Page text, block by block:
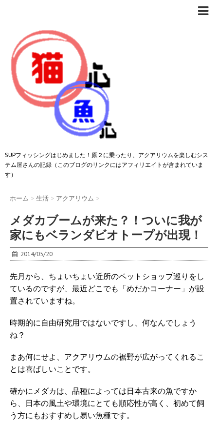
SUPフィッシングはじめました！原２に乗ったり、アクアリウムを楽しむシス
テム屋さんの記録（このブログのリンクにはアフィリエイトが含まれていま
す）
ホーム > 生活 > アクアリウム >
メダカブームが来た？！ついに我が
家にもベランダビオトープが出現！
2014/05/20
先月から、ちょいちょい近所のペットショップ巡りをし
ているのですが、最近どこでも「めだかコーナー」が設
置されていますね。
時期的に自由研究用ではないですし、何なんでしょう
ね？
まあ何にせよ、アクアリウムの裾野が広がってくれるこ
とは喜ばしいことです。
確かにメダカは、品種によっては日本古来の魚ですか
ら、日本の風土や環境にとても順応性が高く、初めて飼
う方にもおすすめし易い魚種です。